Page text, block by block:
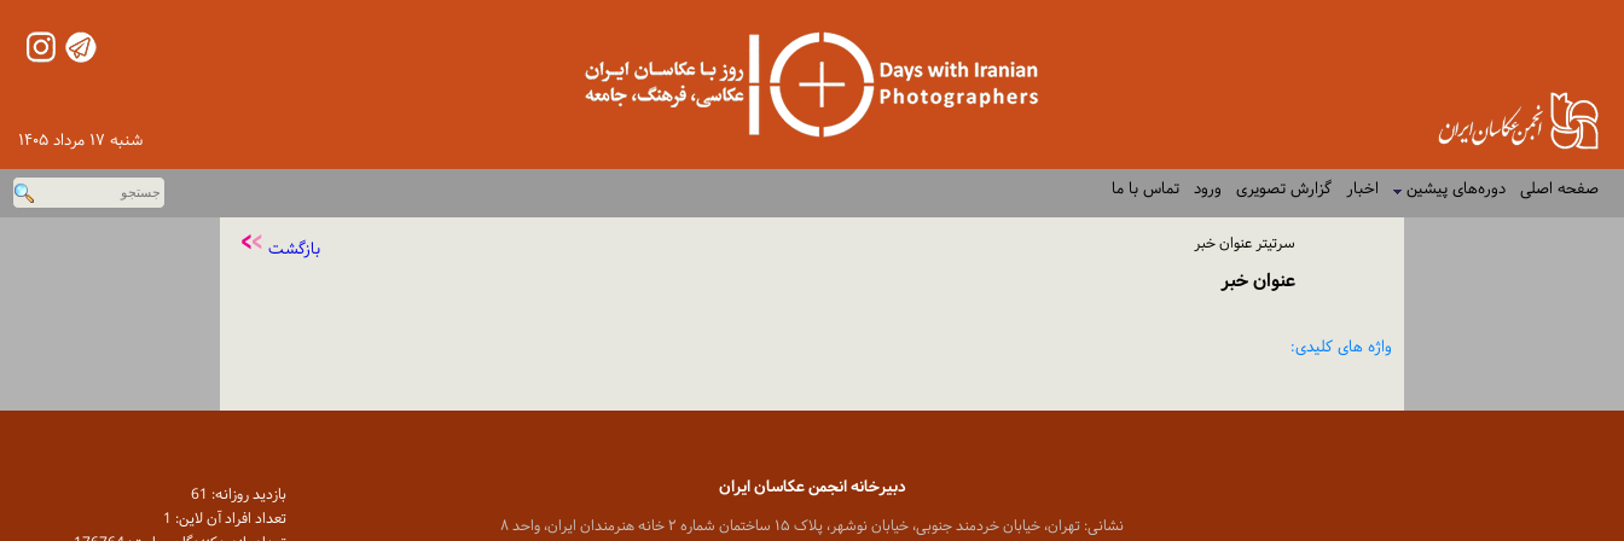
شنبه ۱۷ مرداد ۱۴۰۵
صفحه اصلی دوره‌های پیشین اخبار گزارش تصویری ورود تماس با ما
بازگشت سرتیتر عنوان خبر
عنوان خبر
واژه های کلیدی:
دبیرخانه انجمن عکاسان ایران
نشانی: تهران، خیابان خردمند جنوبی، خیابان نوشهر، پلاک ۱۵ ساختمان شماره ۲ خانه هنرمندان ایران، واحد ۸
بازديد روزانه: 61
تعداد افراد آن لاين: 1